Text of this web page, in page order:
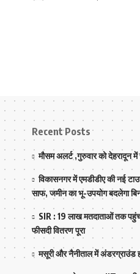
Recent Posts
मौसम अलर्ट ,गुरुवार को देहरादून
विकासनगर में एमडीडीए की नई
साफ, जमीन का भू-उपयोग बदलेगा
SIR : 19 लाख मतदाताओं तक
फीसदी वितरण पूरा
मसूरी और नैनीताल में अंडरग्राउंड